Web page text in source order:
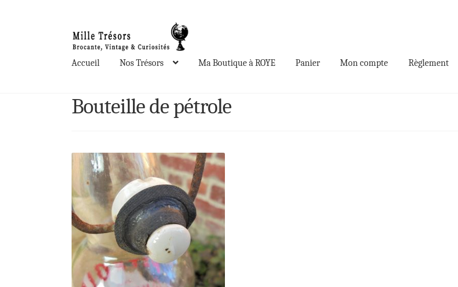
à
la
navigation
au
contenu
Accueil Nos Trésors Ma Boutique à ROYE Panier Mon compte Règlement
Bouteille de pétrole